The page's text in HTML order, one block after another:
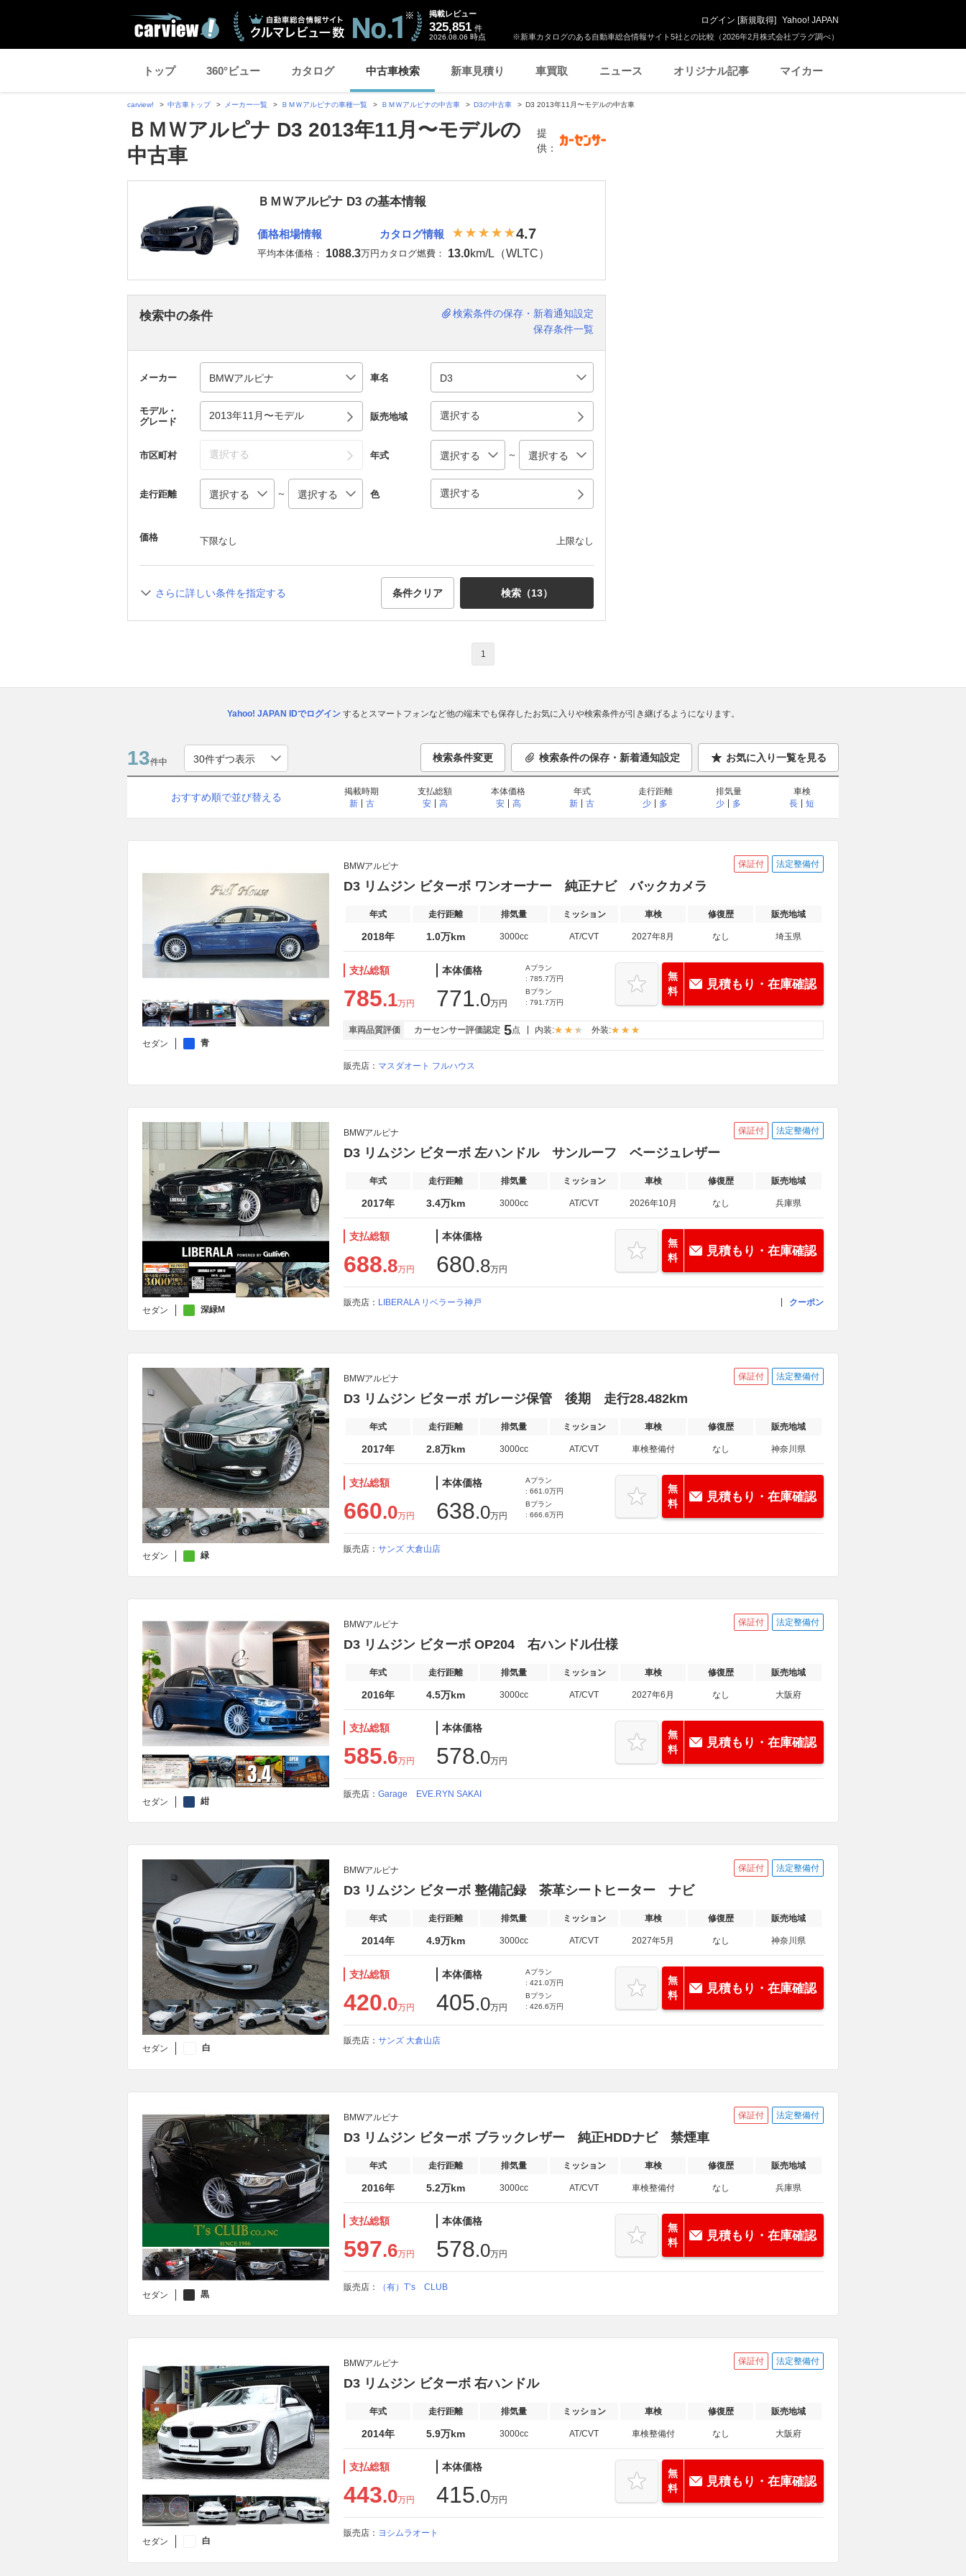
※新車カタログのある自動車総合情報サイト5社との比較（2026年2月株式会社プラグ調べ）
掲載レビュー
325,851 件
2026.08.06 時点
ログイン [新規取得] Yahoo! JAPAN
トップ 360°ビュー カタログ 中古車検索 新車見積り 車買取 ニュース オリジナル記事 マイカー
carview! 中古車トップ メーカー一覧 ＢＭＷアルピナの車種一覧 ＢＭＷアルピナの中古車 D3の中古車 D3 2013年11月〜モデルの中古車
ＢＭＷアルピナ D3 2013年11月〜モデルの
中古車
提
供：
ＢＭＷアルピナ D3 の基本情報
価格相場情報
平均本体価格： 1088.3万円
カタログ情報 4.7
カタログ燃費： 13.0km/L（WLTC）
検索中の条件
検索条件の保存・新着通知設定
保存条件一覧
メーカー 車名
モデル・
グレード
2013年11月〜モデル 販売地域 選択する
市区町村 選択する 年式 ～
走行距離 ～ 色 選択する
価格 下限なし 上限なし
さらに詳しい条件を指定する 条件クリア 検索（13）
1
Yahoo! JAPAN IDでログインするとスマートフォンなど他の端末でも保存したお気に入りや検索条件が引き継げるようになります。
13件中 検索条件変更 検索条件の保存・新着通知設定 お気に入り一覧を見る
おすすめ順で並び替える
掲載時期
新
古
支払総額
安
高
本体価格
安
高
年式
新
古
走行距離
少
多
排気量
少
多
車検
長
短
セダン 青
BMWアルピナ 保証付 法定整備付
D3 リムジン ビターボ ワンオーナー 純正ナビ バックカメラ
年式 走行距離 排気量 ミッション 車検 修復歴 販売地域
2018年 1.0万km 3000cc AT/CVT 2027年8月 なし 埼玉県
支払総額
785.1万円
本体価格
771.0万円
Aプラン
: 785.7万円
Bプラン
: 791.7万円
無
料
見積もり・在庫確認
車両品質評価 カーセンサー評価認定 5点 内装: 外装:
販売店： マスダオート フルハウス
セダン 深緑M
BMWアルピナ 保証付 法定整備付
D3 リムジン ビターボ 左ハンドル サンルーフ ベージュレザー
年式 走行距離 排気量 ミッション 車検 修復歴 販売地域
2017年 3.4万km 3000cc AT/CVT 2026年10月 なし 兵庫県
支払総額
688.8万円
本体価格
680.8万円
無
料
見積もり・在庫確認
販売店： LIBERALA リベラーラ神戸 クーポン
セダン 緑
BMWアルピナ 保証付 法定整備付
D3 リムジン ビターボ ガレージ保管 後期 走行28.482km
年式 走行距離 排気量 ミッション 車検 修復歴 販売地域
2017年 2.8万km 3000cc AT/CVT 車検整備付 なし 神奈川県
支払総額
660.0万円
本体価格
638.0万円
Aプラン
: 661.0万円
Bプラン
: 666.6万円
無
料
見積もり・在庫確認
販売店： サンズ 大倉山店
セダン 紺
BMWアルピナ 保証付 法定整備付
D3 リムジン ビターボ OP204 右ハンドル仕様
年式 走行距離 排気量 ミッション 車検 修復歴 販売地域
2016年 4.5万km 3000cc AT/CVT 2027年6月 なし 大阪府
支払総額
585.6万円
本体価格
578.0万円
無
料
見積もり・在庫確認
販売店： Garage EVE.RYN SAKAI
セダン 白
BMWアルピナ 保証付 法定整備付
D3 リムジン ビターボ 整備記録 茶革シートヒーター ナビ
年式 走行距離 排気量 ミッション 車検 修復歴 販売地域
2014年 4.9万km 3000cc AT/CVT 2027年5月 なし 神奈川県
支払総額
420.0万円
本体価格
405.0万円
Aプラン
: 421.0万円
Bプラン
: 426.6万円
無
料
見積もり・在庫確認
販売店： サンズ 大倉山店
セダン 黒
BMWアルピナ 保証付 法定整備付
D3 リムジン ビターボ ブラックレザー 純正HDDナビ 禁煙車
年式 走行距離 排気量 ミッション 車検 修復歴 販売地域
2016年 5.2万km 3000cc AT/CVT 車検整備付 なし 兵庫県
支払総額
597.6万円
本体価格
578.0万円
無
料
見積もり・在庫確認
販売店： （有）T’s CLUB
セダン 白
BMWアルピナ 保証付 法定整備付
D3 リムジン ビターボ 右ハンドル
年式 走行距離 排気量 ミッション 車検 修復歴 販売地域
2014年 5.9万km 3000cc AT/CVT 車検整備付 なし 大阪府
支払総額
443.0万円
本体価格
415.0万円
無
料
見積もり・在庫確認
販売店： ヨシムラオート